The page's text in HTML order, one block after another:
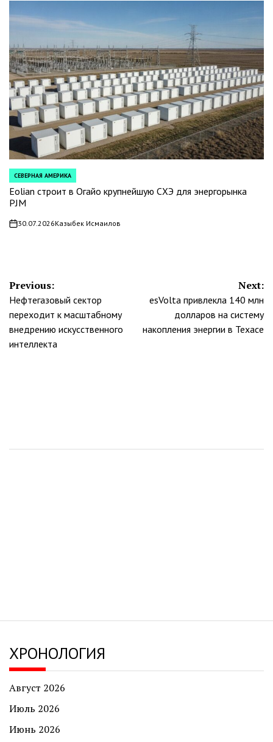
POSTED
IN
СЕВЕРНАЯ АМЕРИКА
Eolian строит в Огайо крупнейшую СХЭ для энергорынка
PJM
on30.07.2026Казыбек Исмаилов
Навигация
по
записям
Previous:
Нефтегазовый сектор
переходит к масштабному
внедрению искусственного
интеллекта
Next:
esVolta привлекла 140 млн
долларов на систему
накопления энергии в Техасе
ХРОНОЛОГИЯ
Август 2026
Июль 2026
Июнь 2026